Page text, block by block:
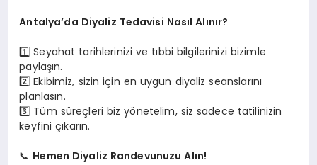
Antalya’da Diyaliz Tedavisi Nasıl Alınır?
1️⃣ Seyahat tarihlerinizi ve tıbbi bilgilerinizi bizimle
paylaşın.
2️⃣ Ekibimiz, sizin için en uygun diyaliz seanslarını
planlasın.
3️⃣ Tüm süreçleri biz yönetelim, siz sadece tatilinizin
keyfini çıkarın.
📞 Hemen Diyaliz Randevunuzu Alın!